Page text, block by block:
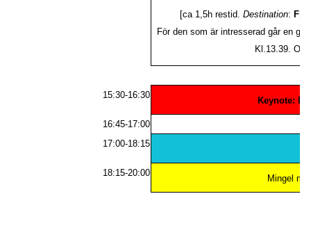
[ca 1,5h restid. Destination:
För den som är intresserad går en
Kl.13.39.
15:30-16:30
Keynote:
16:45-17:00
17:00-18:15
18:15-20:00
Mingel